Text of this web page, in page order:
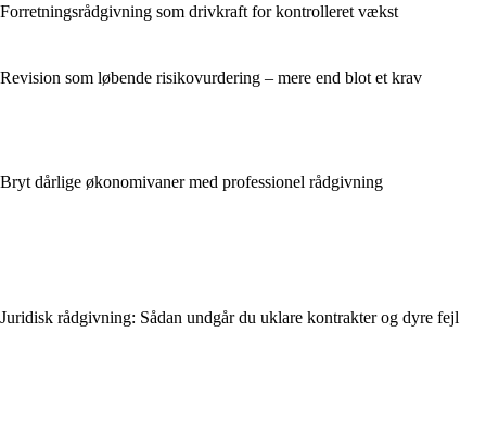
Forretningsrådgivning som drivkraft for kontrolleret vækst
Revision som løbende risikovurdering – mere end blot et krav
Bryt dårlige økonomivaner med professionel rådgivning
Juridisk rådgivning: Sådan undgår du uklare kontrakter og dyre fejl